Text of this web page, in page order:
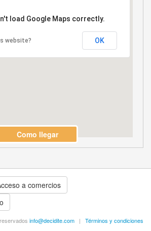
load Google Maps correctly.
website? OK
Como llegar
a comercios
info@decidite.com | Términos y condiciones